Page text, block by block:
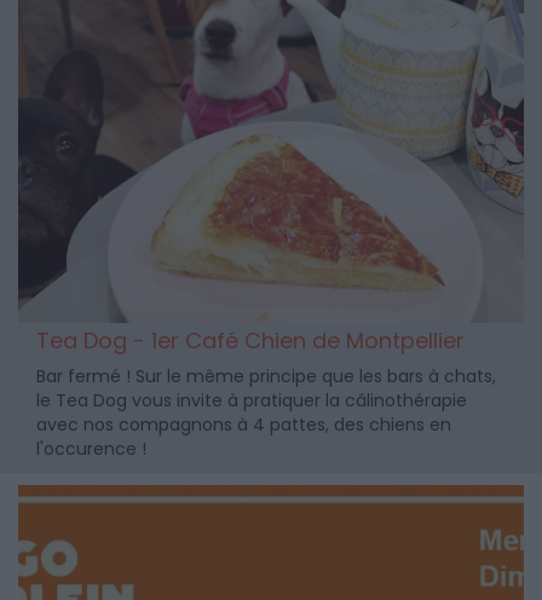
Tea Dog - 1er Café Chien de Montpellier
Bar fermé ! Sur le même principe que les bars à chats,
le Tea Dog vous invite à pratiquer la câlinothérapie
avec nos compagnons à 4 pattes, des chiens en
l'occurence !